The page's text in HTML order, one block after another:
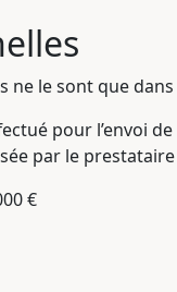
ne le sont que
pour l’envoi
par le
€